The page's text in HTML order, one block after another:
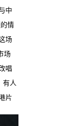
克
改
助
开
创
中
情
场
场
唱
有人
片